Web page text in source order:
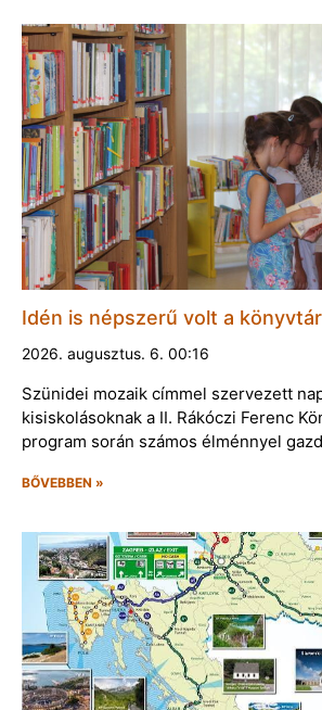
Idén is népszerű volt a
2026. augusztus. 6. 00:16
Szünidei mozaik címmel szervezett
kisiskolásoknak a II. Rákóczi Ferenc
program során számos élménnyel
BŐVEBBEN »